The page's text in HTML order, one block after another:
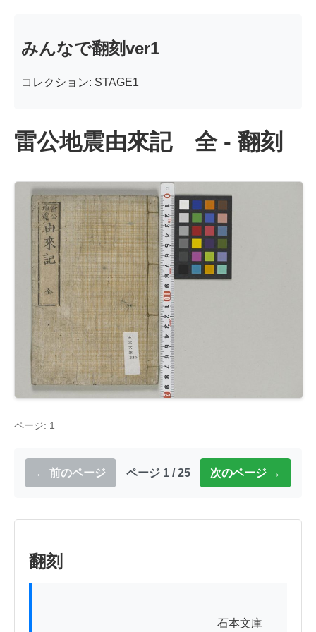
みんなで翻刻ver1
コレクション: STAGE1
雷公地震由來記 全 - 翻刻
ページ: 1
← 前のページ ページ 1 / 25 次のページ →
翻刻